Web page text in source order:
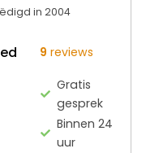
in 2004
9 reviews
Gratis
gesprek
Binnen 24
uur